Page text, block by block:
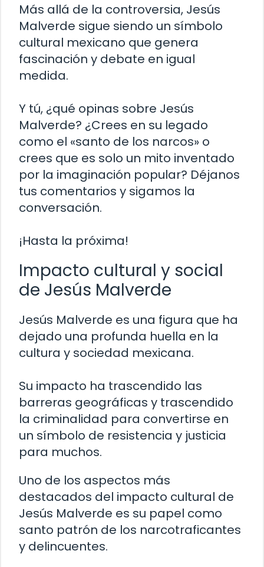
Más allá de la controversia, Jesús
Malverde sigue siendo un símbolo
cultural mexicano que genera
fascinación y debate en igual
medida.
Y tú, ¿qué opinas sobre Jesús
Malverde? ¿Crees en su legado
como el «santo de los narcos» o
crees que es solo un mito inventado
por la imaginación popular? Déjanos
tus comentarios y sigamos la
conversación.
¡Hasta la próxima!
Impacto cultural y social
de Jesús Malverde
Jesús Malverde es una figura que ha
dejado una profunda huella en la
cultura y sociedad mexicana.
Su impacto ha trascendido las
barreras geográficas y trascendido
la criminalidad para convertirse en
un símbolo de resistencia y justicia
para muchos.
Uno de los aspectos más
destacados del impacto cultural de
Jesús Malverde es su papel como
santo patrón de los narcotraficantes
y delincuentes.